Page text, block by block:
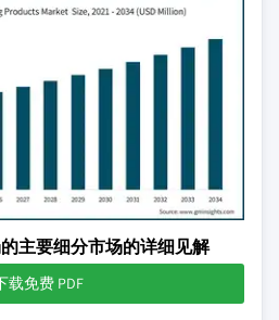
主要细分市场的详细见解
载免费 PDF